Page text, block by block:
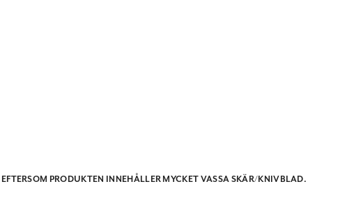
EFTERSOM PRODUKTEN INNEHÅLLER MYCKET VASSA SKÄR/KNIVBLAD.